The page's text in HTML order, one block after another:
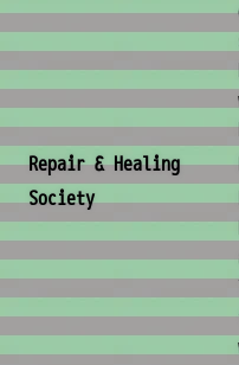
Repair & Healing
Society